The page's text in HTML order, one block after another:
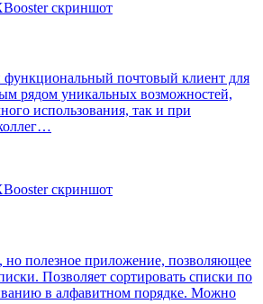
функциональный почтовый клиент для
рядом уникальных возможностей,
использования, так и при
но полезное приложение, позволяющее
Позволяет сортировать списки по
в алфавитном порядке. Можно